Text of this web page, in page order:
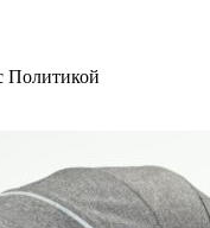
Политикой